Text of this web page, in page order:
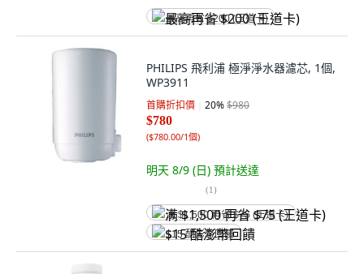
最高再省 $200 (王道卡)
PHILIPS 飛利浦 極淨淨水器濾芯, 1個,
WP3911
首購折扣價 20%$980
$780
($780.00/1個)
明天 8/9 (日) 預計送達
(1)
满 $1,500 再省 $75 (王道卡)
$15 酷澎幣回饋